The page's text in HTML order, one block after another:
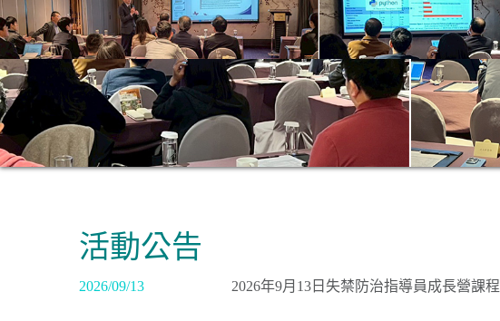
活動公告
2026/09/13 2026年9月13日失禁防治指導員成長營課程